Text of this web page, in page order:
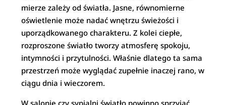
mierze zależy od światła. Jasne, równomierne
oświetlenie może nadać wnętrzu świeżości i
uporządkowanego charakteru. Z kolei ciepłe,
rozproszone światło tworzy atmosferę spokoju,
intymności i przytulności. Właśnie dlatego ta sama
przestrzeń może wyglądać zupełnie inaczej rano, w
ciągu dnia i wieczorem.
W salonie czy sypialni światło powinno sprzyjać